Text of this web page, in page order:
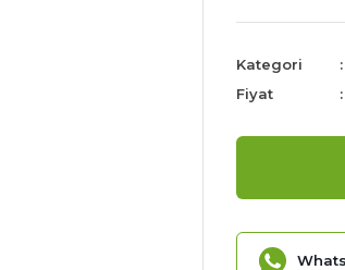
Kategori
Fiyat